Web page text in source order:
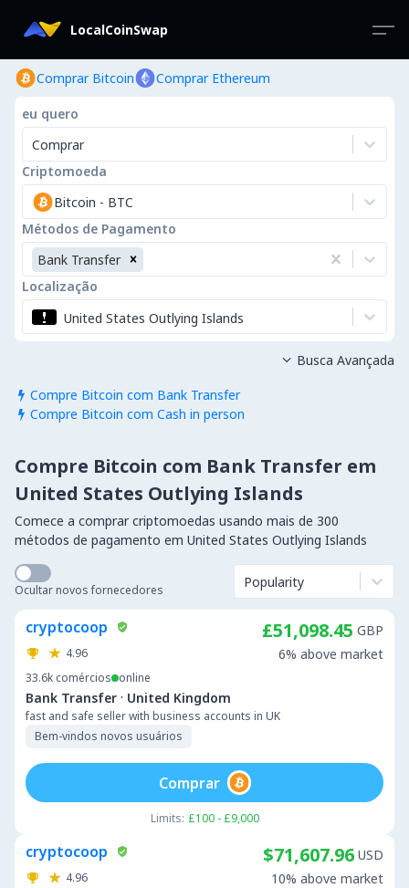
LocalCoinSwap
Comprar Bitcoin Comprar Ethereum
eu quero
Comprar
Criptomoeda
Bitcoin - BTC
Métodos de Pagamento
Bank Transfer
Localização
United States Outlying Islands
 Compre Bitcoin com Bank Transfer
 Compre Bitcoin com Cash in person
 Busca Avançada
Compre Bitcoin com Bank Transfer em
United States Outlying Islands
Comece a comprar criptomoedas usando mais de 300
métodos de pagamento em United States Outlying Islands
Ocultar novos fornecedores Popularity
cryptocoop
4.96
33.6k comércios online
Bank Transfer · United Kingdom
fast and safe seller with business accounts in UK
Bem-vindos novos usuários
£51,098.45 GBP
6% above market
Limits: £100 - £9,000
Comprar
cryptocoop
4.96
$71,607.96 USD
10% above market